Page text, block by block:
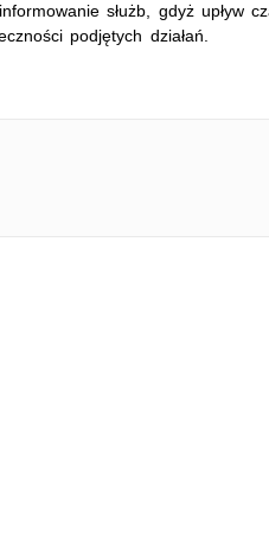
służb, gdyż upływ
podjętych działań.